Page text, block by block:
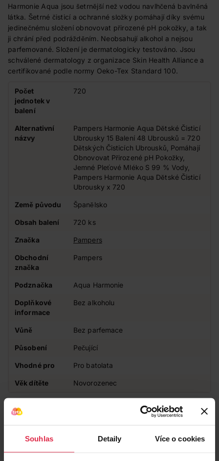
Souhlas Detaily Více o cookies
Harmonie Aqua jsou šetrnější než vodou navlhčená bavlněná
látka. Šetrné čisticí a ochranné složky pomáhají díky svému
jedinečnému složení obnovovat přirozené pH pokožky, a tak
ji chrání před podrážděním. Neobsahují alkohol a nejsou
parfemované. Složení je dermatologicky testováno. Jsou
schválené dermatology z organizace Skin Health Alliance a
certifikované podle normy Oeko-Tex Standard 100.
Počet
jednotek v
balení
720
Alternativní
názvy
Pampers Harmonie Aqua Dětské Čisticí
Ubrousky 15 Balení 48 Ubrousků = 720
Dětských Čisticích Ubrousků, Pomáhají
Obnovovat Přirozené pH Pokožky,
Jemné Pleťové Mléko S 99 % Vody,
Pampers Harmonie Aqua Dětské Čisticí
Ubrousky x 720
Země původu Španělsko
Obsah balení 720 ks
Značka Pampers
Obchodní
značka
Pampers
Podznačka Aqua Harmonie
Doplňkové
informace
Bez alkoholu
Vůně Bez parfemace
Působení Pečující
Vhodné pro Pro batolata
Věk dítěte Novorozenec
Zákazníci také často nakupují